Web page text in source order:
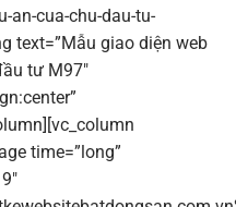
an-cua-chu-dau-tu-
text=”Mẫu giao diện web
tư M97″
time=”long”